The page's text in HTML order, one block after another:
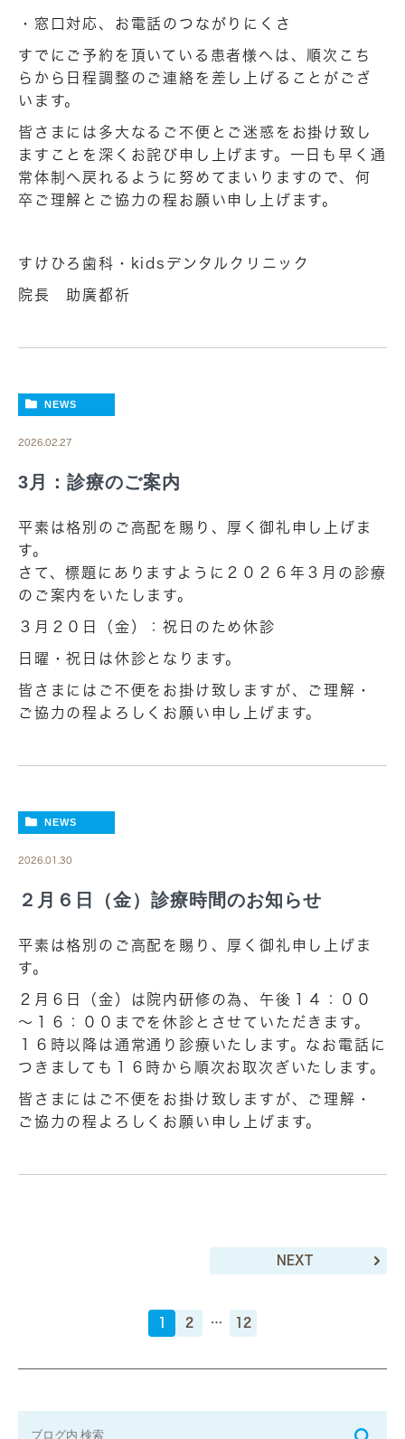
・窓口対応、お電話のつながりにくさ
すでにご予約を頂いている患者様へは、順次こち
らから日程調整のご連絡を差し上げることがござ
います。
皆さまには多大なるご不便とご迷惑をお掛け致し
ますことを深くお詫び申し上げます。一日も早く通
常体制へ戻れるように努めてまいりますので、何
卒ご理解とご協力の程お願い申し上げます。
すけひろ歯科・kidsデンタルクリニック
院長 助廣都祈
NEWS
2026.02.27
3月：診療のご案内
平素は格別のご高配を賜り、厚く御礼申し上げま
す。
さて、標題にありますように２０２６年３月の診療
のご案内をいたします。
３月２０日（金）：祝日のため休診
日曜・祝日は休診となります。
皆さまにはご不便をお掛け致しますが、ご理解・
ご協力の程よろしくお願い申し上げます。
NEWS
2026.01.30
２月６日（金）診療時間のお知らせ
平素は格別のご高配を賜り、厚く御礼申し上げま
す。
２月６日（金）は院内研修の為、午後１４：００
～１６：００までを休診とさせていただきます。
１６時以降は通常通り診療いたします。なお電話に
つきましても１６時から順次お取次ぎいたします。
皆さまにはご不便をお掛け致しますが、ご理解・
ご協力の程よろしくお願い申し上げます。
1 2 … 12
NEXT